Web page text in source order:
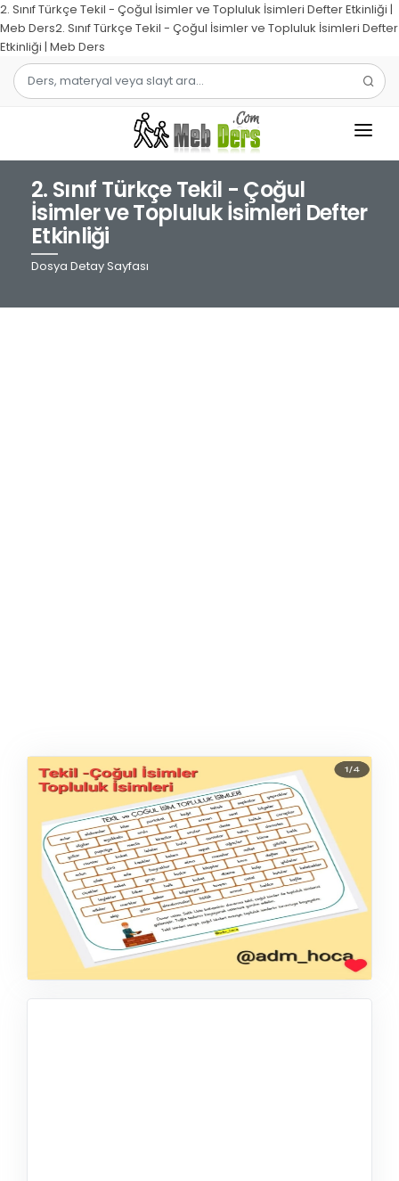
2. Sınıf Türkçe Tekil - Çoğul İsimler ve Topluluk İsimleri Defter Etkinliği |
Meb Ders2. Sınıf Türkçe Tekil - Çoğul İsimler ve Topluluk İsimleri Defter
Etkinliği | Meb Ders
1.SINIF
2.SINIF
3.SINIF
4.SINIF
2. Sınıf Türkçe Tekil - Çoğul
İsimler ve Topluluk İsimleri Defter
Etkinliği
Dosya Detay Sayfası